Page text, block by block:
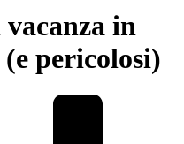
in
pericolosi)